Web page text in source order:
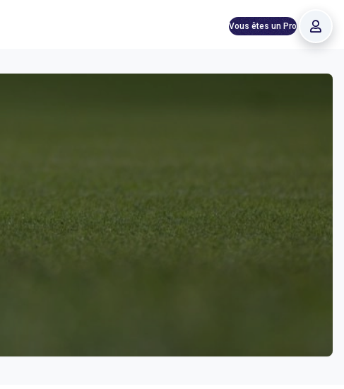
Vous êtes un Pro